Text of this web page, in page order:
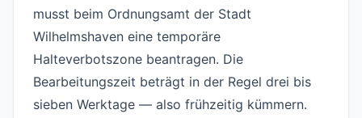
musst beim Ordnungsamt der Stadt
Wilhelmshaven eine temporäre
Halteverbotszone beantragen. Die
Bearbeitungszeit beträgt in der Regel drei bis
sieben Werktage — also frühzeitig kümmern.